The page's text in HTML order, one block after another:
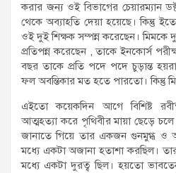
করার জন্য ওই বিভাগের চেয়ারম্যান
থেকে অব্যাহতি দেয়া হয়েছে। কিন্তু
ওই দুই শিক্ষক সম্পন্ন করেছেন। মিমকে
প্রতিপন্ন করেছেন , তাকে ইনকোর্স
বছর তাকে প্রতি পদে পদে চুড়ান্ত
ফল অবন্তিকার মত হতে পারতো। কিন্তু
এইতো কয়েকদিন আগে বিশিষ্ট
আত্মহত্যা করে পৃথিবীর মায়া ছেড়ে চলে
জানাতে গিয়ে তার একজন গুনমুগ্ধ ও
মধ্যে একটা অজানা হতাশা করছিল।
মধ্যে একটা দুরত্ব ছিল। হয়তো